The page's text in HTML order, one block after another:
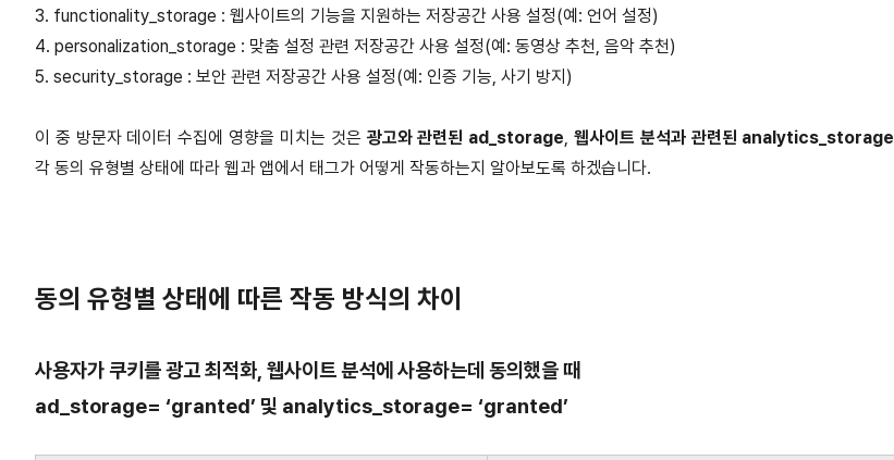
3. functionality_storage : 웹사이트의 기능을 지원하는 저장공간 사용 설정(예: 언어 설정)
4. personalization_storage : 맞춤 설정 관련 저장공간 사용 설정(예: 동영상 추천, 음악 추천)
5. security_storage : 보안 관련 저장공간 사용 설정(예: 인증 기능, 사기 방지)
이 중 방문자 데이터 수집에 영향을 미치는 것은 광고와 관련된 ad_storage 웹사이트 분석과 관련된 analytics_storage
각 동의 유형별 상태에 따라 웹과 앱에서 태그가 어떻게 작동하는지 알아보도록 하겠습니다.
동의 유형별 상태에 따른 작동 방식의 차이
사용자가 쿠키를 광고 최적화, 웹사이트 분석에 사용하는데 동의했을 때
ad_storage= ‘granted’ 및 analytics_storage= ‘granted’